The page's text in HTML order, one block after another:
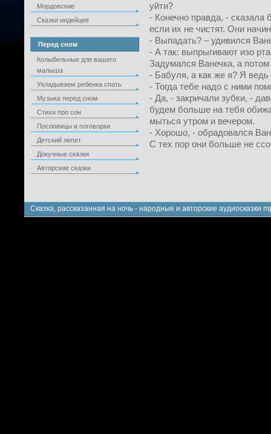
Мордовские
Сказки индейцев
Перед сном
Колыбельные для вашего
малыша
Укладываем ребенка спать
Музыка перед сном
Стихи про сон
Пословицы и поговорки
Детский лепет
Докучные сказки
Авторские сказки
уйти?
- Конечно правда, - сказала
если их не чистят. Они
- Выпадать? – удивился
- А так: выпрыгивают изо
Задумался Ванечка, а
- Бабуля, а как же я? Я ведь
- Тогда тебе надо с ними
- Да, - закричали зубки, -
будем больше на тебя
мыться утром и вечером.
- Хорошо, - обрадовался
С тех пор они больше не
Сказка, рассказанная на ночь - народные и авторские аудиосказки